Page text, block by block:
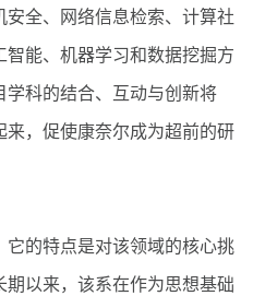
全、网络信息检索、计算社
能、机器学习和数据挖掘方
科的结合、互动与创新将
，促使康奈尔成为超前的研
的特点是对该领域的核心挑
以来，该系在作为思想基础